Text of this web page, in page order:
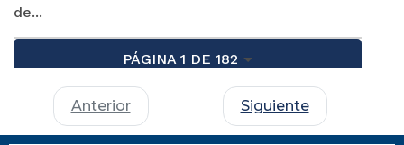
de...
PÁGINA 1 DE 182
Anterior Siguiente